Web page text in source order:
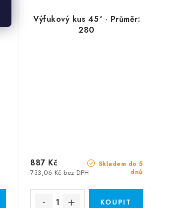
Výfukový kus 45° - Průměr:
280
Skladem do 5
dnů
733,06 Kč bez DPH
887 Kč